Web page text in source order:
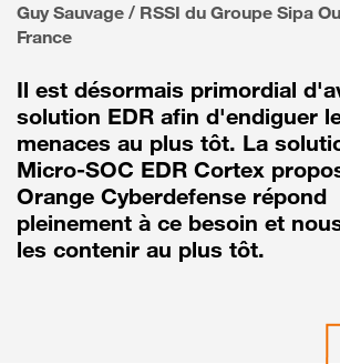
Guy Sauvage / RSSI du Groupe Sipa
France
Il est désormais primordial
solution EDR afin d'endiguer
menaces au plus tôt. La
Micro-SOC EDR Cortex
Orange Cyberdefense répond
pleinement à ce besoin et
les contenir au plus tôt.